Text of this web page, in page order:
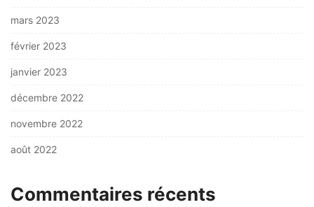
mars 2023
février 2023
janvier 2023
décembre 2022
novembre 2022
août 2022
Commentaires récents